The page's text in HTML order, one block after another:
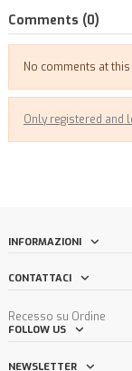
Comments (0)
No comments at
Only registered and
INFORMAZIONI
CONTATTACI
Recesso su Ordine
FOLLOW US
NEWSLETTER